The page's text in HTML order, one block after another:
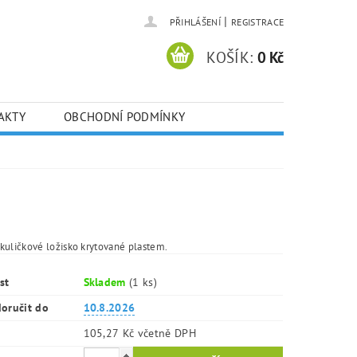
PŘIHLÁŠENÍ | REGISTRACE
KOŠÍK: 0 Kč
OBCHODNÍ PODMÍNKY
ložisko krytované plastem.
Skladem(1 ks)
do
10.8.2026
105,27 Kč včetně DPH